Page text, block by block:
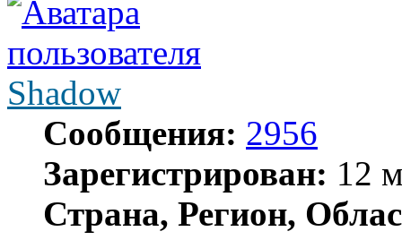
Shadow
Сообщения: 2956
Зарегистрирован: 12
Страна, Регион,